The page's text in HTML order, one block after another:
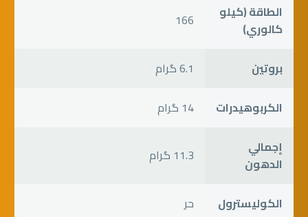
الطاقة (كيلو
كالوري)
166
بروتين
6.1 گرام
الكربوهيدرات
14 گرام
إجمالي
الدهون
11.3 گرام
الكوليسترول حر